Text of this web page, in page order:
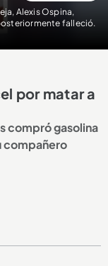
Alexis Ospina,
falleció.
por matar a
compró gasolina
compañero